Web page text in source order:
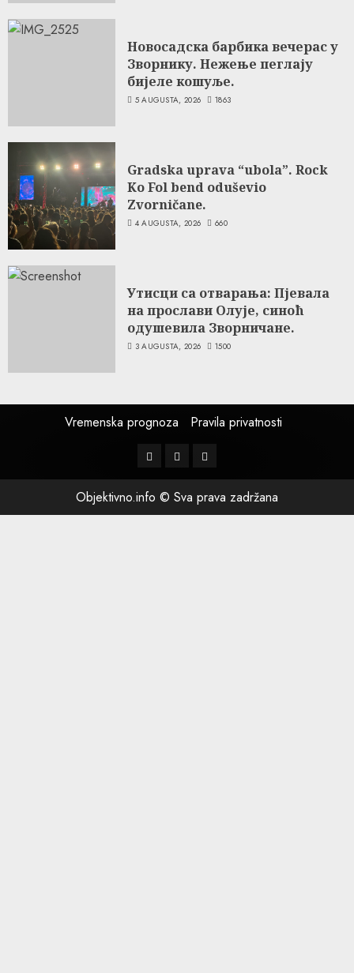
Новосадска барбика вечерас у
Зворнику. Нежење пеглају
бијеле кошуље.
5 AUGUSTA, 2026 1863
Gradska uprava “ubola”. Rock
Ko Fol bend oduševio
Zvorničane.
4 AUGUSTA, 2026 660
Утисци са отварања: Пјевала
на прослави Олује, синоћ
одушевила Зворничане.
3 AUGUSTA, 2026 1500
Vremenska prognoza Pravila privatnosti
FacebookInstagram
Twitter
Objektivno.info © Sva prava zadržana